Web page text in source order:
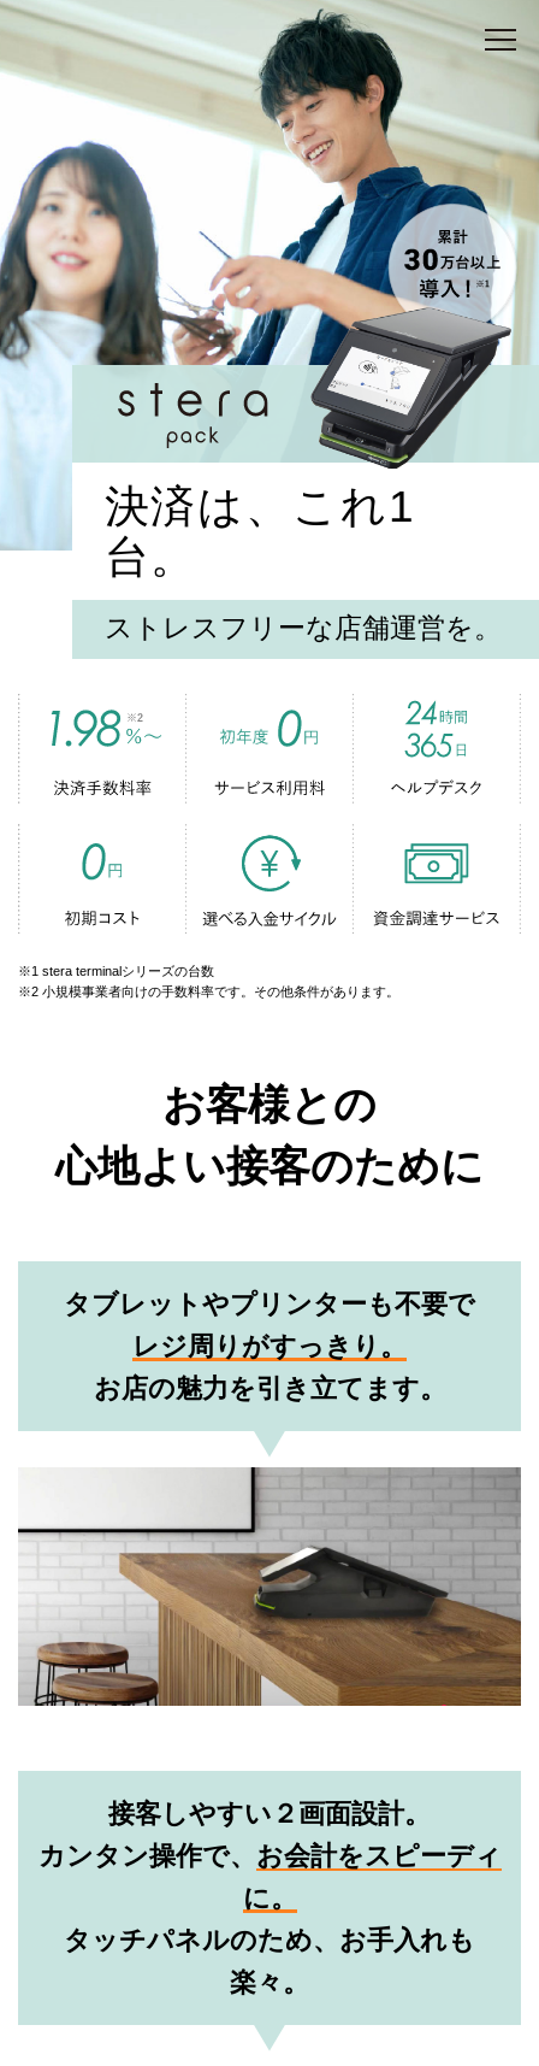
決済は、これ1
台。
ストレスフリーな店舗運営を。
※1 stera terminalシリーズの台数
※2 小規模事業者向けの手数料率です。その他条件があります。
お客様との
心地よい接客のために
タブレットやプリンターも不要で
レジ周りがすっきり。
お店の魅力を引き立てます。
接客しやすい２画面設計。
カンタン操作で、 お会計をスピーディ
に。
タッチパネルのため、お手入れも
楽々。